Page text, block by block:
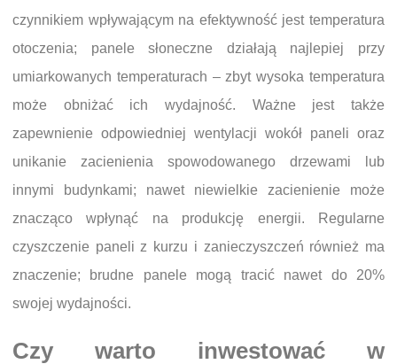
czynnikiem wpływającym na efektywność jest temperatura
otoczenia; panele słoneczne działają najlepiej przy
umiarkowanych temperaturach – zbyt wysoka temperatura
może obniżać ich wydajność. Ważne jest także
zapewnienie odpowiedniej wentylacji wokół paneli oraz
unikanie zacienienia spowodowanego drzewami lub
innymi budynkami; nawet niewielkie zacienienie może
znacząco wpłynąć na produkcję energii. Regularne
czyszczenie paneli z kurzu i zanieczyszczeń również ma
znaczenie; brudne panele mogą tracić nawet do 20%
swojej wydajności.
Czy warto inwestować w